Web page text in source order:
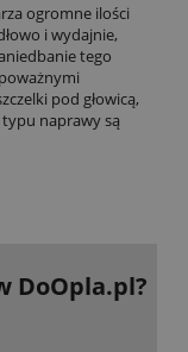
ogromne ilości
i wydajnie,
tego
pod głowicą,
typu naprawy są
DoOpla.pl?